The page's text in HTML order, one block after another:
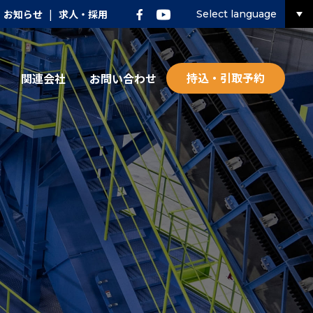
お知らせ | 求人・採用 Select language
関連会社 お問い合わせ 持込・引取予約